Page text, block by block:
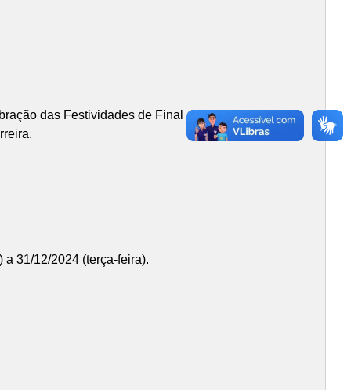
das Festividades de Final de Ano (Natal e
31/12/2024 (terça-feira).